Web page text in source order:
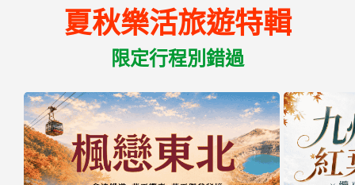
夏秋樂活旅遊特輯
限定行程別錯過